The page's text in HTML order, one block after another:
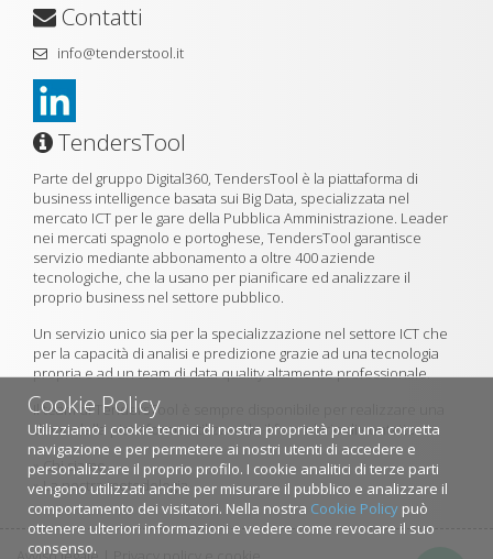
Cookie Policy
Utilizziamo i cookie tecnici di nostra proprietà per una corretta
navigazione e per permetere ai nostri utenti di accedere e
personalizzare il proprio profilo. I cookie analitici di terze parti
vengono utilizzati anche per misurare il pubblico e analizzare il
comportamento dei visitatori. Nella nostra Cookie Policy può
ottenere ulteriori informazioni e vedere come revocare il suo
consenso.
Contatti
info@tenderstool.it
TendersTool
Parte del gruppo Digital360, TendersTool è la piattaforma di
business intelligence basata sui Big Data, specializzata nel
mercato ICT per le gare della Pubblica Amministrazione. Leader
nei mercati spagnolo e portoghese, TendersTool garantisce
servizio mediante abbonamento a oltre 400 aziende
tecnologiche, che la usano per pianificare ed analizzare il
proprio business nel settore pubblico.
Un servizio unico sia per la specializzazione nel settore ICT che
per la capacità di analisi e predizione grazie ad una tecnologia
propria e ad un team di data quality altamente professionale.
Il team di TendersTool è sempre disponibile per realizzare una
demo della piattaforma utilizzando il formulario di contatto.
»Chi siamo
»La nostra metodologia